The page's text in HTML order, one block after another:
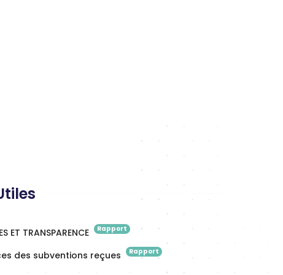
ET TRANSPARENCE Rapport
des subventions reçues Rapport